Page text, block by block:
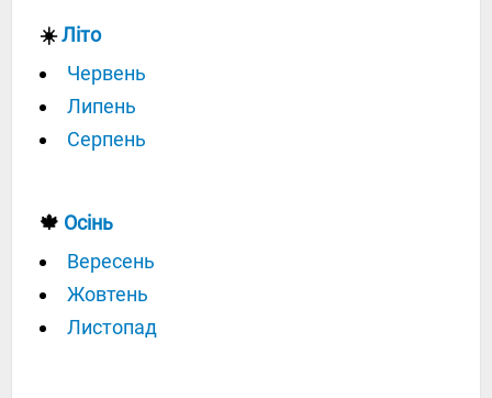
☀️Літо
Червень
Липень
Серпень
🍁 Осінь
Вересень
Жовтень
Листопад